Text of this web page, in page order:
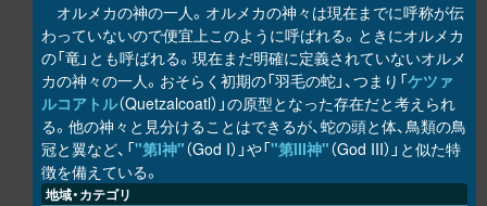
オルメカの神の一人。オルメカの神々は現在までに呼称が伝
わっていないので便宜上このように呼ばれる。ときにオルメカ
の「竜」とも呼ばれる。現在まだ明確に定義されていないオルメ
カの神々の一人。おそらく初期の「羽毛の蛇」、つまり「ケツァ
ルコアトル（Quetzalcoatl）」の原型となった存在だと考えられ
る。他の神々と見分けることはできるが、蛇の頭と体、鳥類の鳥
冠と翼など、「"第I神"（God I）」や「"第III神"（God III）」と似た特
徴を備えている。
地域・カテゴリ